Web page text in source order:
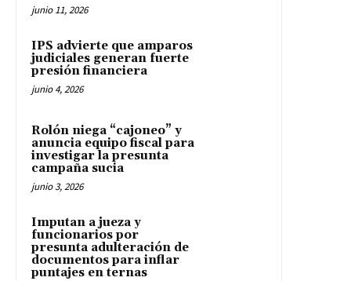
junio 11, 2026
IPS advierte que amparos
judiciales generan fuerte
presión financiera
junio 4, 2026
Rolón niega “cajoneo” y
anuncia equipo fiscal para
investigar la presunta
campaña sucia
junio 3, 2026
Imputan a jueza y
funcionarios por
presunta adulteración de
documentos para inflar
puntajes en ternas